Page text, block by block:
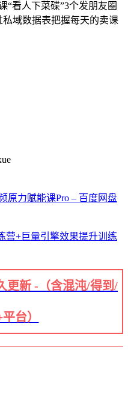
“看人下菜碟”3个发朋友圈
域数据表把握每天的卖课
原力赋能课Pro – 百度网盘
营+巨量引擎效果提升训练
更新 -（含混沌/得到/
台）